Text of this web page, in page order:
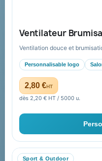
Ventilateur
Ventilation douce et
Personnalisable logo
2,80 €HT
dès 2,20 € HT / 5000 u.
Sport & Outdoor
Nouveautés
Catalogue goodies
Cadeaux de fin d’année